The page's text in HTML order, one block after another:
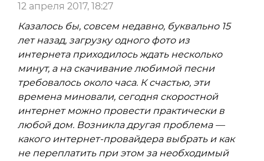
12 апреля 2017, 18:27
Казалось бы, совсем недавно, буквально 15
лет назад, загрузку одного фото из
интернета приходилось ждать несколько
минут, а на скачивание любимой песни
требовалось около часа. К счастью, эти
времена миновали, сегодня скоростной
интернет можно провести практически в
любой дом. Возникла другая проблема —
какого интернет-провайдера выбрать и как
не переплатить при этом за необходимый